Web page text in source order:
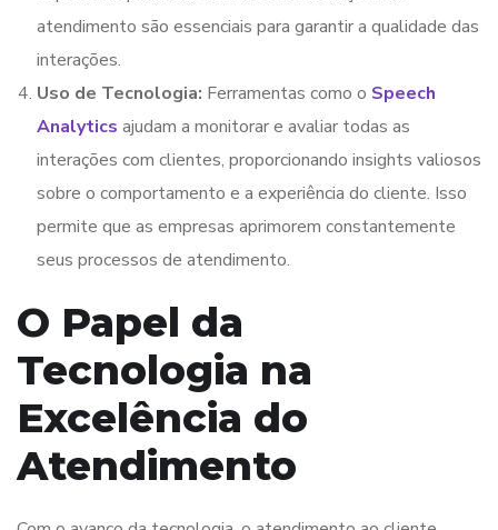
atendimento são essenciais para garantir a qualidade das
interações.
Uso de Tecnologia: Ferramentas como o Speech
Analytics ajudam a monitorar e avaliar todas as
interações com clientes, proporcionando insights valiosos
sobre o comportamento e a experiência do cliente. Isso
permite que as empresas aprimorem constantemente
seus processos de atendimento.
O Papel da
Tecnologia na
Excelência do
Atendimento